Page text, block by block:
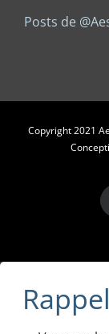
Posts de
Copyright 2021